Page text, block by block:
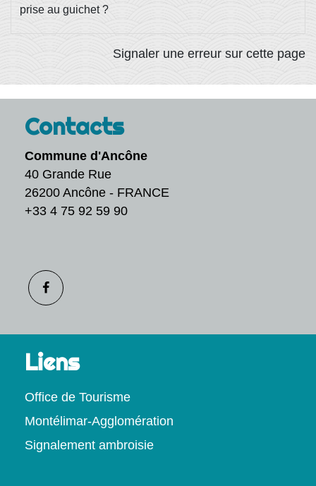
prise au guichet ?
Signaler une erreur sur cette page
Contacts
Commune d'Ancône
40 Grande Rue
26200 Ancône - FRANCE
+33 4 75 92 59 90
Liens
Office de Tourisme
Montélimar-Agglomération
Signalement ambroisie